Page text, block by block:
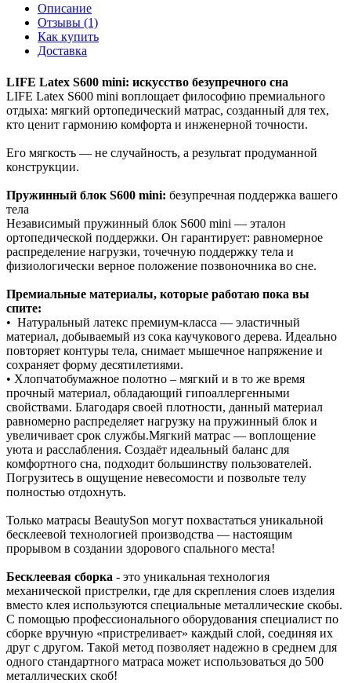
Описание
Отзывы (1)
Как купить
Доставка
LIFE Latex S600 mini: искусство безупречного сна
LIFE Latex S600 mini воплощает философию премиального
отдыха: мягкий ортопедический матрас, созданный для тех,
кто ценит гармонию комфорта и инженерной точности.
Его мягкость — не случайность, а результат продуманной
конструкции.
Пружинный блок S600 mini: безупречная поддержка вашего
тела
Независимый пружинный блок S600 mini — эталон
ортопедической поддержки. Он гарантирует: равномерное
распределение нагрузки, точечную поддержку тела и
физиологически верное положение позвоночника во сне.
Премиальные материалы, которые работаю пока вы
спите:
• Натуральный латекс премиум‑класса — эластичный
материал, добываемый из сока каучукового дерева. Идеально
повторяет контуры тела, снимает мышечное напряжение и
сохраняет форму десятилетиями.
• Хлопчатобумажное полотно – мягкий и в то же время
прочный материал, обладающий гипоаллергенными
свойствами. Благодаря своей плотности, данный материал
равномерно распределяет нагрузку на пружинный блок и
увеличивает срок службы.Мягкий матрас — воплощение
уюта и расслабления. Создаёт идеальный баланс для
комфортного сна, подходит большинству пользователей.
Погрузитесь в ощущение невесомости и позвольте телу
полностью отдохнуть.
Только матрасы BeautySon могут похвастаться уникальной
бесклеевой технологией производства — настоящим
прорывом в создании здорового спального места!
Бесклеевая сборка - это уникальная технология
механической пристрелки, где для скрепления слоев изделия
вместо клея используются специальные металлические скобы.
С помощью профессионального оборудования специалист по
сборке вручную «пристреливает» каждый слой, соединяя их
друг с другом. Такой метод позволяет надежно в среднем для
одного стандартного матраса может использоваться до 500
металлических скоб!